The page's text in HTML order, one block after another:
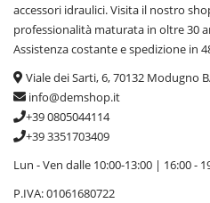
accessori idraulici. Visita il nostro
professionalità maturata in oltre 30
Assistenza costante e spedizione in
Viale dei Sarti, 6, 70132 Modugno
info@demshop.it
+39 0805044114
+39 3351703409
Lun - Ven dalle 10:00-13:00 | 16:00 -
P.IVA: 01061680722